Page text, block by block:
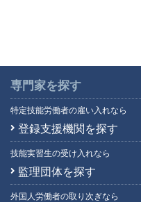
専門家を探す
特定技能労働者の雇い入れなら
登録支援機関を探す
技能実習生の受け入れなら
監理団体を探す
外国人労働者の取り次ぎなら